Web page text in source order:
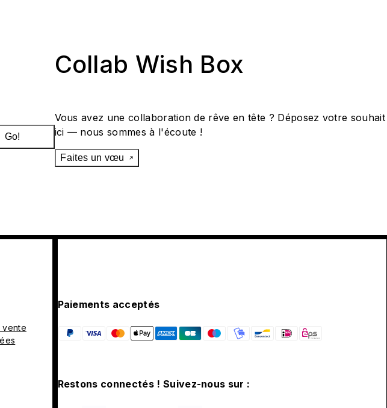
Go!
Collab Wish Box
Vous avez une collaboration de rêve en tête ? Déposez votre souhait
ici — nous sommes à l'écoute !
Faites un vœu
vente
Paiements acceptés
Restons connectés ! Suivez-nous sur :